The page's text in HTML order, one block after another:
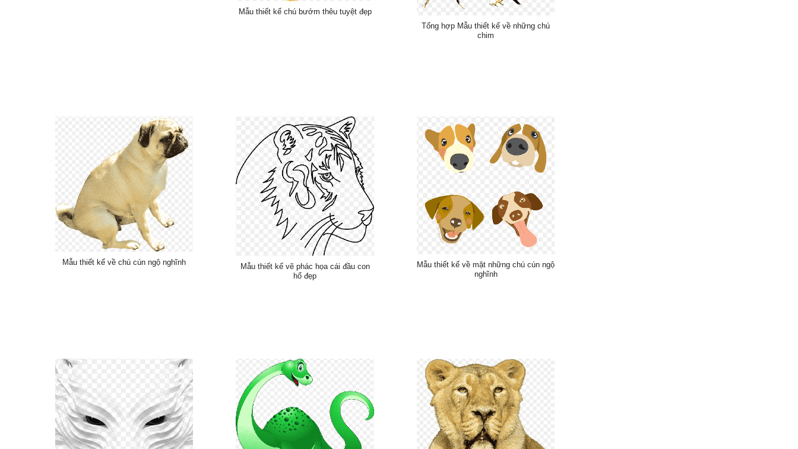
Mẫu thiết kế chú bướm thêu tuyệt đẹp
Tổng hợp Mẫu thiết kế về những chú
chim
Mẫu thiết kế về chú cún ngộ nghĩnh
Mẫu thiết kế vẽ phác họa cái đầu con
hổ đẹp
Mẫu thiết kế về mặt những chú cún ngộ
nghĩnh